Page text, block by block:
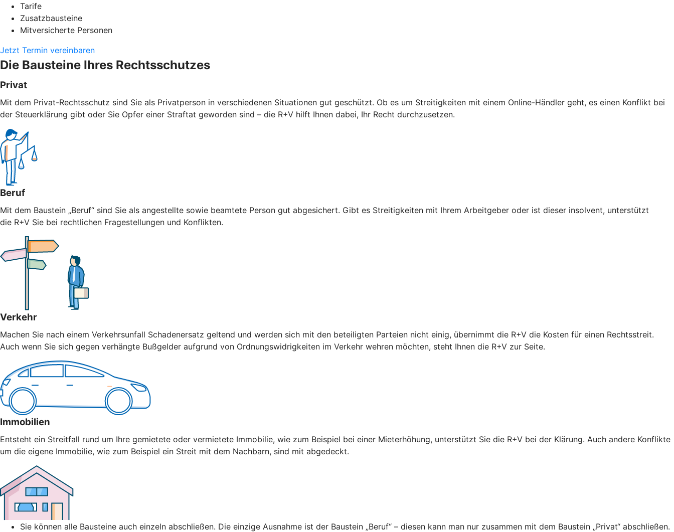
Tarife
Zusatzbausteine
Mitversicherte Personen
Jetzt Termin vereinbaren
Die Bausteine Ihres Rechtsschutzes
Privat
Mit dem Privat-Rechtsschutz sind Sie als Privatperson in verschiedenen Situationen gut geschützt. Ob es um Streitigkeiten mit einem Online-Händler geht, es einen Konflikt bei
der Steuerklärung gibt oder Sie Opfer einer Straftat geworden sind – die R+V hilft Ihnen dabei, Ihr Recht durchzusetzen.
Beruf
Mit dem Baustein „Beruf“ sind Sie als angestellte sowie beamtete Person gut abgesichert. Gibt es Streitigkeiten mit Ihrem Arbeitgeber oder ist dieser insolvent, unterstützt
die R+V Sie bei rechtlichen Fragestellungen und Konflikten.
Verkehr
Machen Sie nach einem Verkehrsunfall Schadenersatz geltend und werden sich mit den beteiligten Parteien nicht einig, übernimmt die R+V die Kosten für einen Rechtsstreit.
Auch wenn Sie sich gegen verhängte Bußgelder aufgrund von Ordnungswidrigkeiten im Verkehr wehren möchten, steht Ihnen die R+V zur Seite.
Immobilien
Entsteht ein Streitfall rund um Ihre gemietete oder vermietete Immobilie, wie zum Beispiel bei einer Mieterhöhung, unterstützt Sie die R+V bei der Klärung. Auch andere Konflikte
um die eigene Immobilie, wie zum Beispiel ein Streit mit dem Nachbarn, sind mit abgedeckt.
Sie können alle Bausteine auch einzeln abschließen. Die einzige Ausnahme ist der Baustein „Beruf“ – diesen kann man nur zusammen mit dem Baustein „Privat“ abschließen.